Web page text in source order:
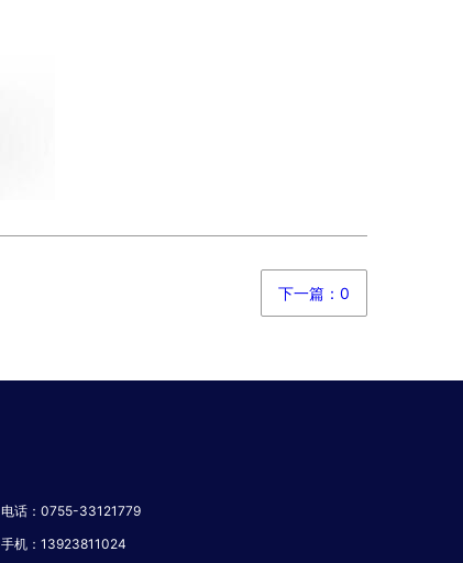
下一篇：0
电话：0755-33121779
手机：13923811024